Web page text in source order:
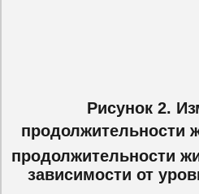
Рисунок 2.
продолжительности
продолжительности
зависимости от